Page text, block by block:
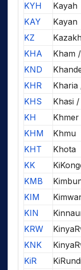
KYH
Kayah
KAY
Kayan
KZ
KHA
Kham
KND
KHR
Kharia
KHS
Khasi
KH
Khmer
KHM
Khmu
KHT
Khota
KK
KMB
KIM
KIN
KRW
KNK
KiR